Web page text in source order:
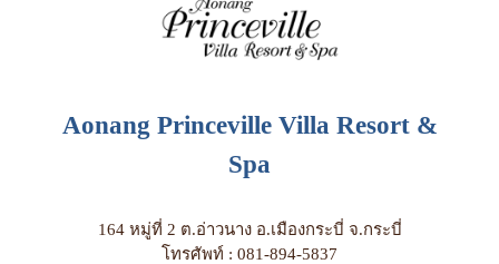
Aonang Princeville Villa Resort &
Spa
164 หมู่ที่ 2 ต.อ่าวนาง อ.เมืองกระบี่ จ.กระบี่
โทรศัพท์ : 081-894-5837